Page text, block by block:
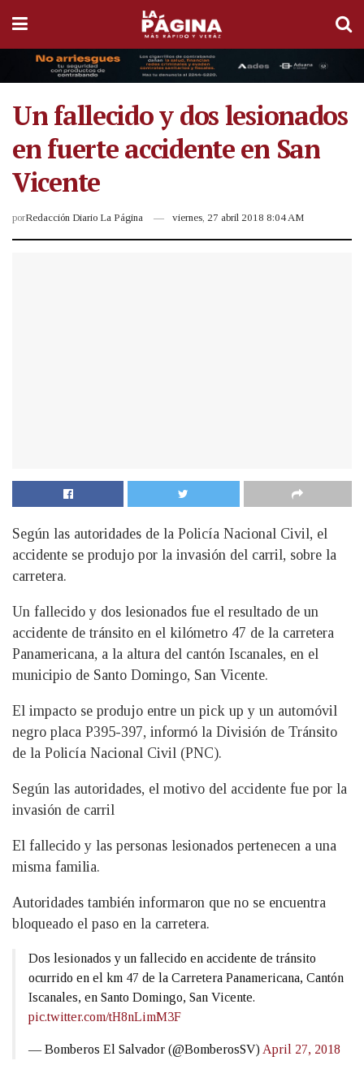
Un fallecido y dos lesionados
en fuerte accidente en San
Vicente
porRedacción Diario La Página viernes, 27 abril 2018 8:04 AM
Según las autoridades de la Policía Nacional Civil, el
accidente se produjo por la invasión del carril, sobre la
carretera.
Un fallecido y dos lesionados fue el resultado de un
accidente de tránsito en el kilómetro 47 de la carretera
Panamericana, a la altura del cantón Iscanales, en el
municipio de Santo Domingo, San Vicente.
El impacto se produjo entre un pick up y un automóvil
negro placa P395-397, informó la División de Tránsito
de la Policía Nacional Civil (PNC).
Según las autoridades, el motivo del accidente fue por la
invasión de carril
El fallecido y las personas lesionados pertenecen a una
misma familia.
Autoridades también informaron que no se encuentra
bloqueado el paso en la carretera.
Dos lesionados y un fallecido en accidente de tránsito
ocurrido en el km 47 de la Carretera Panamericana, Cantón
Iscanales, en Santo Domingo, San Vicente.
pic.twitter.com/tH8nLimM3F
— Bomberos El Salvador (@BomberosSV) April 27, 2018